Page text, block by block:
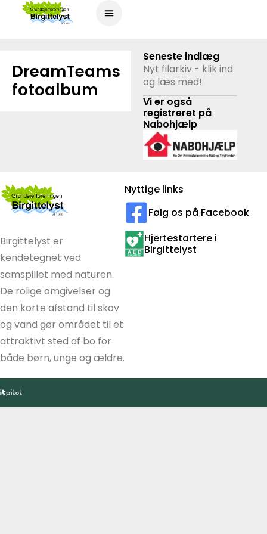
DreamTeams
fotoalbum
Seneste indlæg
Nyt filarkiv - klik ind
og læs med!
Vi er også
registreret på
Nabohjælp
Birgittelyst er
kendetegnet ved
samspillet med naturen.
De rolige omgivelser og
den korte afstand til skov
og vand gør området til et
attraktivt sted af bo for
både børn, unge og ældre.
Nyttige links
Følg os på Facebook
Hjertestartere i
Birgittelyst